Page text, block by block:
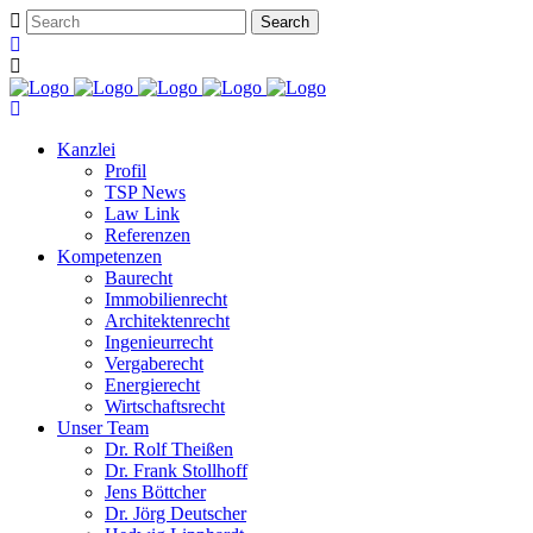
Kanzlei
Profil
TSP News
Law Link
Referenzen
Kompetenzen
Baurecht
Immobilienrecht
Architektenrecht
Ingenieurrecht
Vergaberecht
Energierecht
Wirtschaftsrecht
Unser Team
Dr. Rolf Theißen
Dr. Frank Stollhoff
Jens Böttcher
Dr. Jörg Deutscher